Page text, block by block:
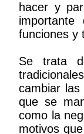
hacer y
funciones y
Se trata
cambiar
que se
como la
motivos